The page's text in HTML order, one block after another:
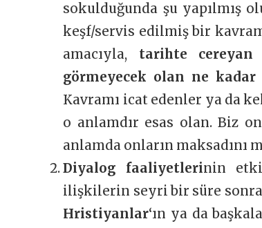
sokulduğunda şu yapılmış
keşf/servis edilmiş bir
amacıyla, tarihte cereyan
görmeyecek olan ne kadar
Kavramı icat edenler ya da
o anlamdır esas olan. Biz
anlamda onların maksadını
Diyalog faaliyetlerinin
ilişkilerin seyri bir süre sonra
Hristiyanlar‘ın ya da